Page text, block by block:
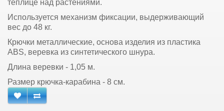
теплице над растениями.
Используется механизм фиксации, выдерживающий
вес до 48 кг.
Крючки металлические, основа изделия из пластика
ABS, веревка из синтетического шнура.
Длина веревки - 1,05 м.
Размер крючка-карабина - 8 см.